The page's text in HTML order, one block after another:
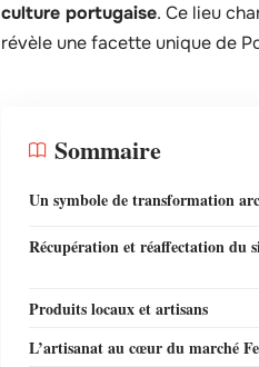
culture portugaise. Ce lieu
révèle une facette unique de
Sommaire
Un symbole de transformation
Récupération et réaffectation du
Produits locaux et artisans
L’artisanat au cœur du marché